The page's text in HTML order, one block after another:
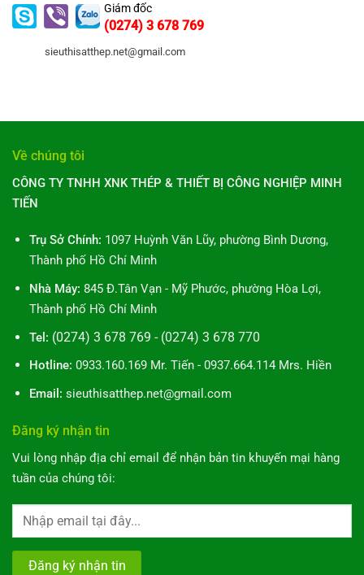
Giám đốc
(0274) 3 678 769
sieuthisatthep.net@gmail.com
Về chúng tôi
CÔNG TY TNHH XNK THÉP & THIẾT BỊ CÔNG NGHIỆP MINH
TIẾN
Trụ Sở Chính: 1097 Huỳnh Văn Lũy, phường Bình Dương,
Thành phố Hồ Chí Minh
Nhà Máy: 845 Đ.Tân Vạn - Mỹ Phước, phường Hòa Lợi,
Thành phố Hồ Chí Minh
Tel: (0274) 3 678 769 - (0274) 3 678 770
Hotline: 0933.160.169 Mr. Tiến - 0937.664.114 Mrs. Hiền
Email: sieuthisatthep.net@gmail.com
Đăng ký nhận tin
Vui lòng nhập địa chỉ email để nhận bản tin khuyến mại hàng
tuần của chúng tôi: